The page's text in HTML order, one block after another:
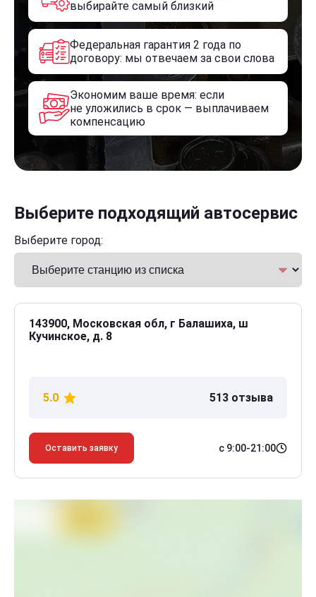
выбирайте самый близкий
Федеральная гарантия 2 года по
договору: мы отвечаем за свои слова
Экономим ваше время: если
не уложились в срок — выплачиваем
компенсацию
Выберите подходящий автосервис
Выберите город:
143900, Московская обл, г Балашиха, ш
Кучинское, д. 8
5.0 513 отзыва
Оставить заявку с 9:00-21:00